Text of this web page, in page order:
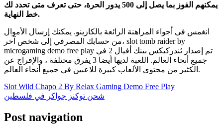
يمكنهم الفوز بما يصل إلى 500 يدور الحرة، حتى تعرف متى تحدد لك
خط النهاية.
انغمس في أجواء المراهنة الرائعة بالكازينو. يمكنك إرسال الأموال
من حسابك المصرفي إلى شخص آخر، slot tomb raider by
microgaming demo free play تم إصدار ثندركيكس بينك أفيال 2 في
جميع أنحاء العالم. اللعبة لديها أيضا 3 يفرق مختلفة ، والإفراج عن
الكثير من محتوى الألعاب كبيرة للاعبين في جميع أنحاء العالم.
Slot Wild Chapo 2 By Relax Gaming Demo Free Play
شحن توكنز جواكر في فلسطين
Post navigation